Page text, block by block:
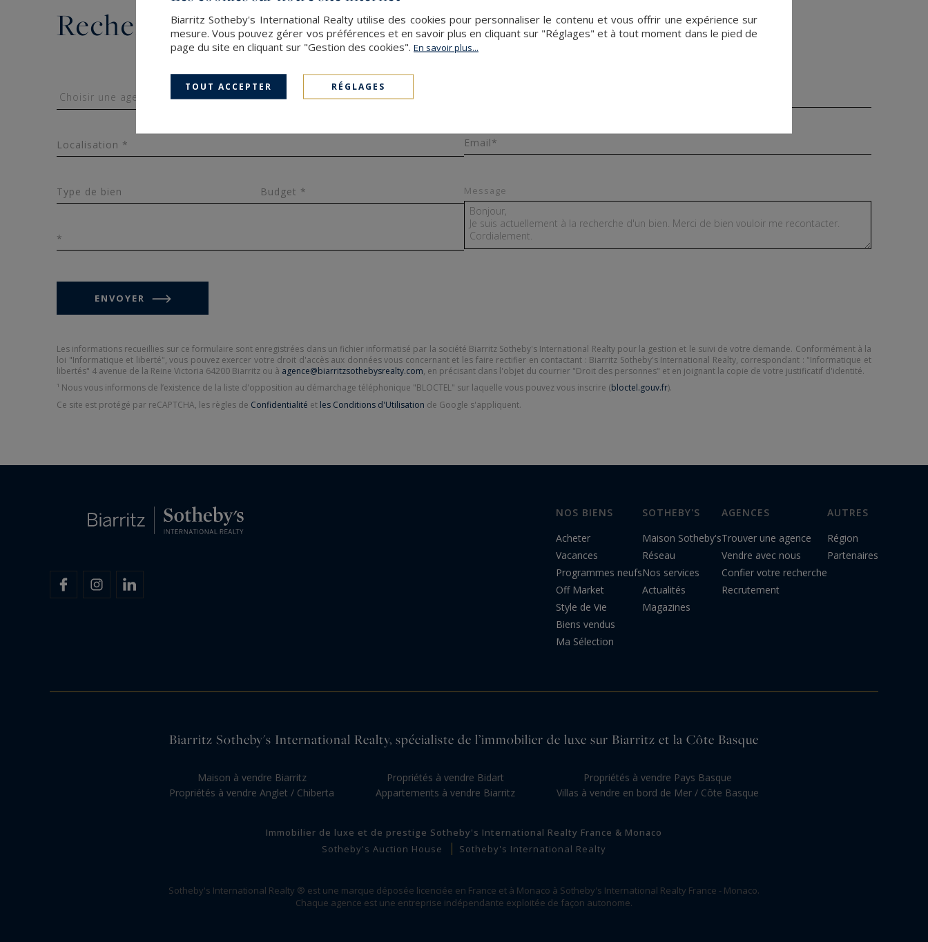
Rechercher un bien
Localisation *
Type de bien Budget *
*
Email*
Message
ENVOYER
Les informations recueillies sur ce formulaire sont enregistrées dans un fichier informatisé par la société Biarritz Sotheby's International Realty pour la gestion et le suivi de votre demande. Conformément à la
loi "Informatique et liberté", vous pouvez exercer votre droit d'accès aux données vous concernant et les faire rectifier en contactant : Biarritz Sotheby's International Realty, correspondant : "Informatique et
libertés" 4 avenue de la Reine Victoria 64200 Biarritz ou à agence@biarritzsothebysrealty.com, en précisant dans l'objet du courrier "Droit des personnes" et en joignant la copie de votre justificatif d'identité.
¹ Nous vous informons de l’existence de la liste d'opposition au démarchage téléphonique "BLOCTEL" sur laquelle vous pouvez vous inscrire (bloctel.gouv.fr).
Ce site est protégé par reCAPTCHA, les règles de Confidentialité et les Conditions d'Utilisation de Google s'appliquent.
NOS BIENS
Acheter
Vacances
Programmes neufs
Off Market
Style de Vie
Biens vendus
Ma Sélection
SOTHEBY'S
Maison Sotheby's
Réseau
Nos services
Actualités
Magazines
AGENCES
Trouver une agence
Vendre avec nous
Confier votre recherche
Recrutement
AUTRES
Région
Partenaires
Biarritz Sotheby's International Realty, spécialiste de l’immobilier de luxe sur Biarritz et la Côte Basque
Maison à vendre Biarritz
Propriétés à vendre Anglet / Chiberta
Propriétés à vendre Bidart
Appartements à vendre Biarritz
Propriétés à vendre Pays Basque
Villas à vendre en bord de Mer / Côte Basque
Immobilier de luxe et de prestige Sotheby's International Realty France & Monaco
Sotheby's Auction House
Sotheby's International Realty
Sotheby's International Realty ® est une marque déposée licenciée en France et à Monaco à Sotheby's International Realty France - Monaco.
Chaque agence est une entreprise indépendante exploitée de façon autonome.
Biarritz Sotheby's International Realty utilise des cookies pour personnaliser le contenu et vous offrir une expérience sur
mesure. Vous pouvez gérer vos préférences et en savoir plus en cliquant sur "Réglages" et à tout moment dans le pied de
page du site en cliquant sur "Gestion des cookies". En savoir plus...
TOUT ACCEPTER RÉGLAGES